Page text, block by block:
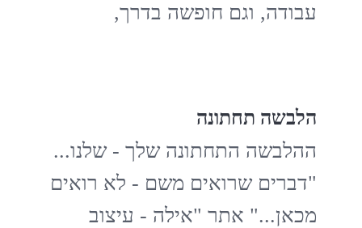
עבודה, וגם חופשה בדרך,
הלבשה תחתונה
ההלבשה התחתונה שלך - שלנו...
"דברים שרואים משם - לא רואים
מכאן..." אתר "אילה - עיצוב